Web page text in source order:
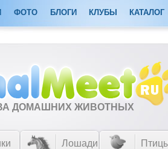
ФОТО БЛОГИ КЛУБЫ КАТАЛОГ
ДОМАШНИХ ЖИВОТНЫХ
Лошади